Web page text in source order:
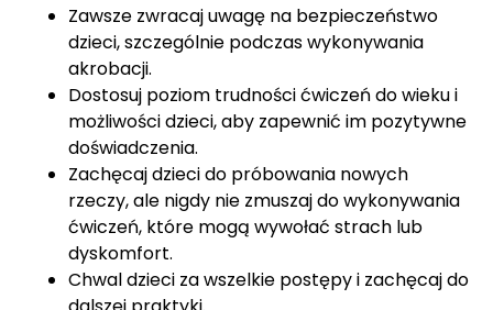
Zawsze zwracaj uwagę na bezpieczeństwo
dzieci, szczególnie podczas wykonywania
akrobacji.
Dostosuj poziom trudności ćwiczeń do wieku i
możliwości dzieci, aby zapewnić im pozytywne
doświadczenia.
Zachęcaj dzieci do próbowania nowych
rzeczy, ale nigdy nie zmuszaj do wykonywania
ćwiczeń, które mogą wywołać strach lub
dyskomfort.
Chwal dzieci za wszelkie postępy i zachęcaj do